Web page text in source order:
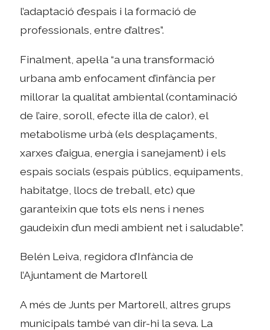
l’adaptació d’espais i la formació de
professionals, entre d’altres”.
Finalment, apel·la “a una transformació
urbana amb enfocament d’infància per
millorar la qualitat ambiental (contaminació
de l’aire, soroll, efecte illa de calor), el
metabolisme urbà (els desplaçaments,
xarxes d’aigua, energia i sanejament) i els
espais socials (espais públics, equipaments,
habitatge, llocs de treball, etc) que
garanteixin que tots els nens i nenes
gaudeixin d’un medi ambient net i saludable”.
Belén Leiva, regidora d’Infància de
l’Ajuntament de Martorell
A més de Junts per Martorell, altres grups
municipals també van dir-hi la seva. La